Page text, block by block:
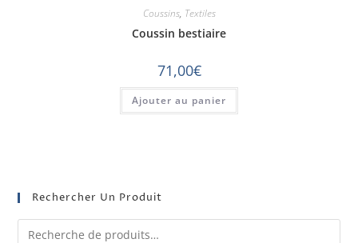
Coussins, Textiles
Coussin bestiaire
71,00€
Ajouter au panier
Rechercher Un Produit